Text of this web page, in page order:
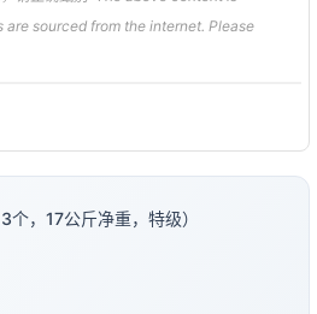
are sourced from the internet. Please
个，17公斤净重，特级）